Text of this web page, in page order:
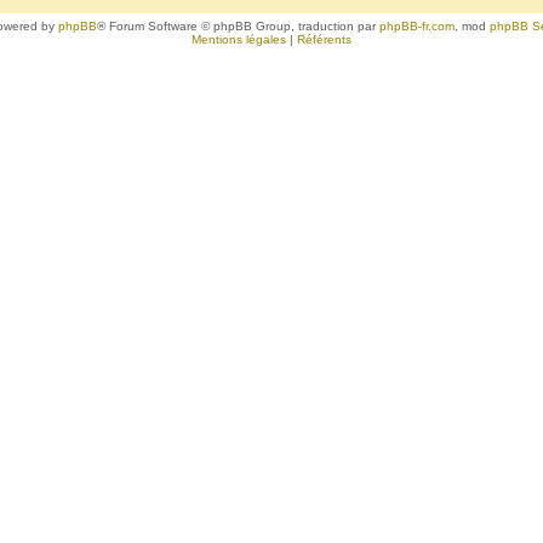
by phpBB® Forum Software © phpBB Group, traduction parphpBB-fr.com , mod phpBB
Mentions légales | Référents